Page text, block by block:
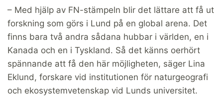
– Med hjälp av FN-stämpeln blir det lättare att få ut
forskning som görs i Lund på en global arena. Det
finns bara två andra sådana hubbar i världen, en i
Kanada och en i Tyskland. Så det känns oerhört
spännande att få den här möjligheten, säger Lina
Eklund, forskare vid institutionen för naturgeografi
och ekosystemvetenskap vid Lunds universitet.